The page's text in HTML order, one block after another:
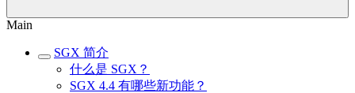
Main
SGX 简介
什么是 SGX？
SGX 4.4 有哪些新功能？